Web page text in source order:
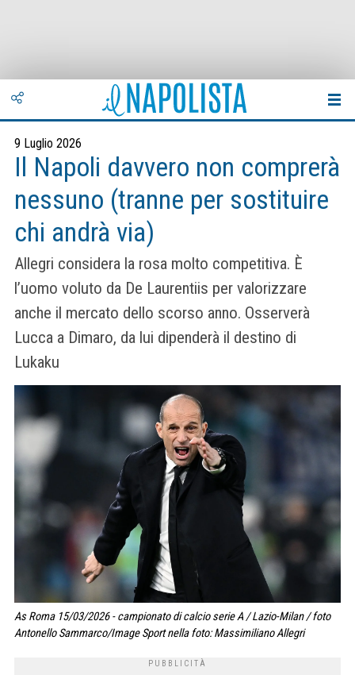
9 Luglio 2026
Il Napoli davvero non comprerà
nessuno (tranne per sostituire
chi andrà via)
Allegri considera la rosa molto competitiva. È
l’uomo voluto da De Laurentiis per valorizzare
anche il mercato dello scorso anno. Osserverà
Lucca a Dimaro, da lui dipenderà il destino di
Lukaku
As Roma 15/03/2026 - campionato di calcio serie A / Lazio-Milan / foto
Antonello Sammarco/Image Sport nella foto: Massimiliano Allegri